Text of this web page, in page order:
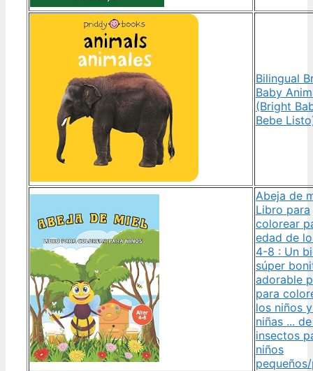
Bilingual
Baby
(Bright
Bebe
Abeja de
Libro para
colorear
edad de
4-8 : Un
súper
adorable
para
los niños
niñas ...
insectos
niños